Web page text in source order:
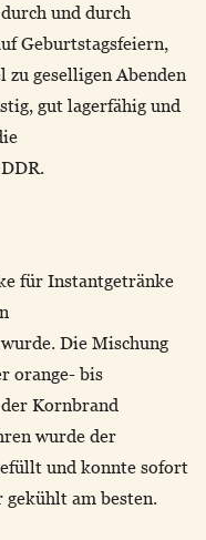
und durch
Geburtstagsfeiern,
geselligen Abenden
gut lagerfähig und
für Instantgetränke
Die Mischung
orange- bis
Kornbrand
wurde der
und konnte sofort
gekühlt am besten.